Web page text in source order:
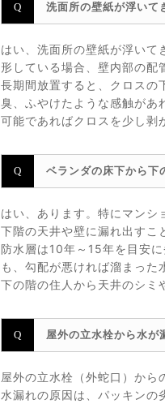
洗面所の壁紙が浮いて
はい、洗面所の壁紙が浮いて
形している場合、壁内部の配
長期間放置すると、クロスの
臭、ふやけたような感触があ
可能であればクロスを少し剥
ベランダの床下から下
はい、あります。特にマンシ
下階の天井や壁に漏れ出すこ
防水層は10年～15年を目安
も、勾配が悪ければ溜まった
下の階の住人から天井のシミ
屋外の立水栓から水が
屋外の立水栓（外蛇口）から
水漏れの原因は、パッキンの